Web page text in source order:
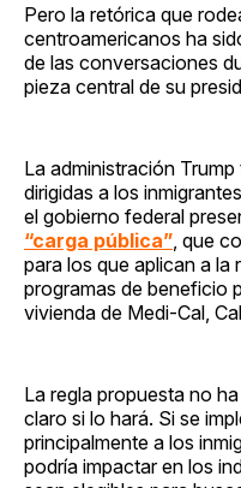
Pero la retórica que
centroamericanos ha
de las conversaciones
pieza central de su
La administración
dirigidas a los
el gobierno federal
“carga pública” , que
para los que aplican a la
programas de beneficio
vivienda de Medi-Cal,
La regla propuesta no
claro si lo hará. Si se
principalmente a los
podría impactar en los